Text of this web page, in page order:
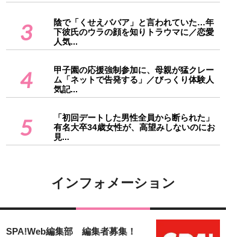
3
陰で「くせえババア」と言われていた…年
下彼氏のウラの顔を知りトラウマに／恋愛
人気...
4
甲子園の応援強制参加に、母親が猛クレー
ム「ネットで告発する」／びっくり体験人
気記...
5
「初回デートした男性全員から断られた」
有名大卒34歳女性が、高望みしないのにお
見...
インフォメーション
SPA!Web編集部 編集者募集！